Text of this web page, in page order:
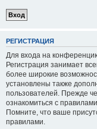
РЕГИСТРАЦИЯ
Для входа на
Регистрация занимает
более широкие
установлены также
пользователей. Прежде
ознакомиться с
Помните, что ваше
правилами.